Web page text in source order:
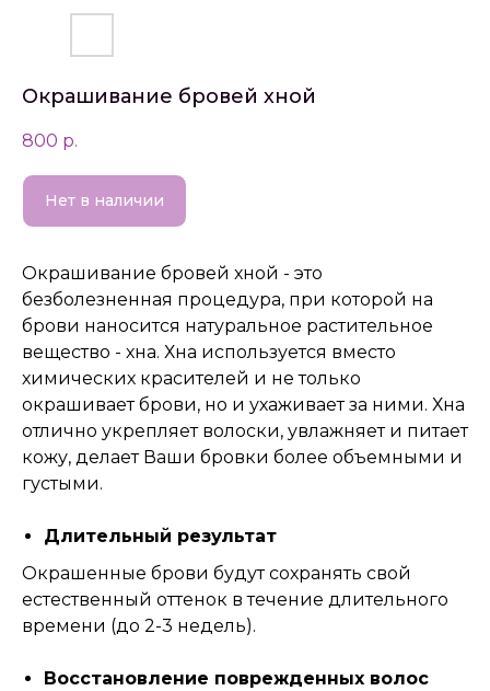
Окрашивание бровей хной
800 р.
Нет в наличии
Окрашивание бровей хной - это
безболезненная процедура, при которой на
брови наносится натуральное растительное
вещество - хна. Хна используется вместо
химических красителей и не только
окрашивает брови, но и ухаживает за ними. Хна
отлично укрепляет волоски, увлажняет и питает
кожу, делает Ваши бровки более объемными и
густыми.
Длительный результат
Окрашенные брови будут сохранять свой
естественный оттенок в течение длительного
времени (до 2-3 недель).
Восстановление поврежденных волос